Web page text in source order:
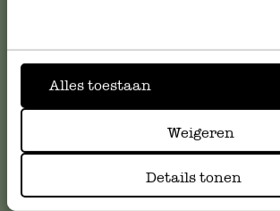
Alles toestaan
Weigeren
Details tonen
meestgestelde vragen.
klantenservice@dille-kamille.com